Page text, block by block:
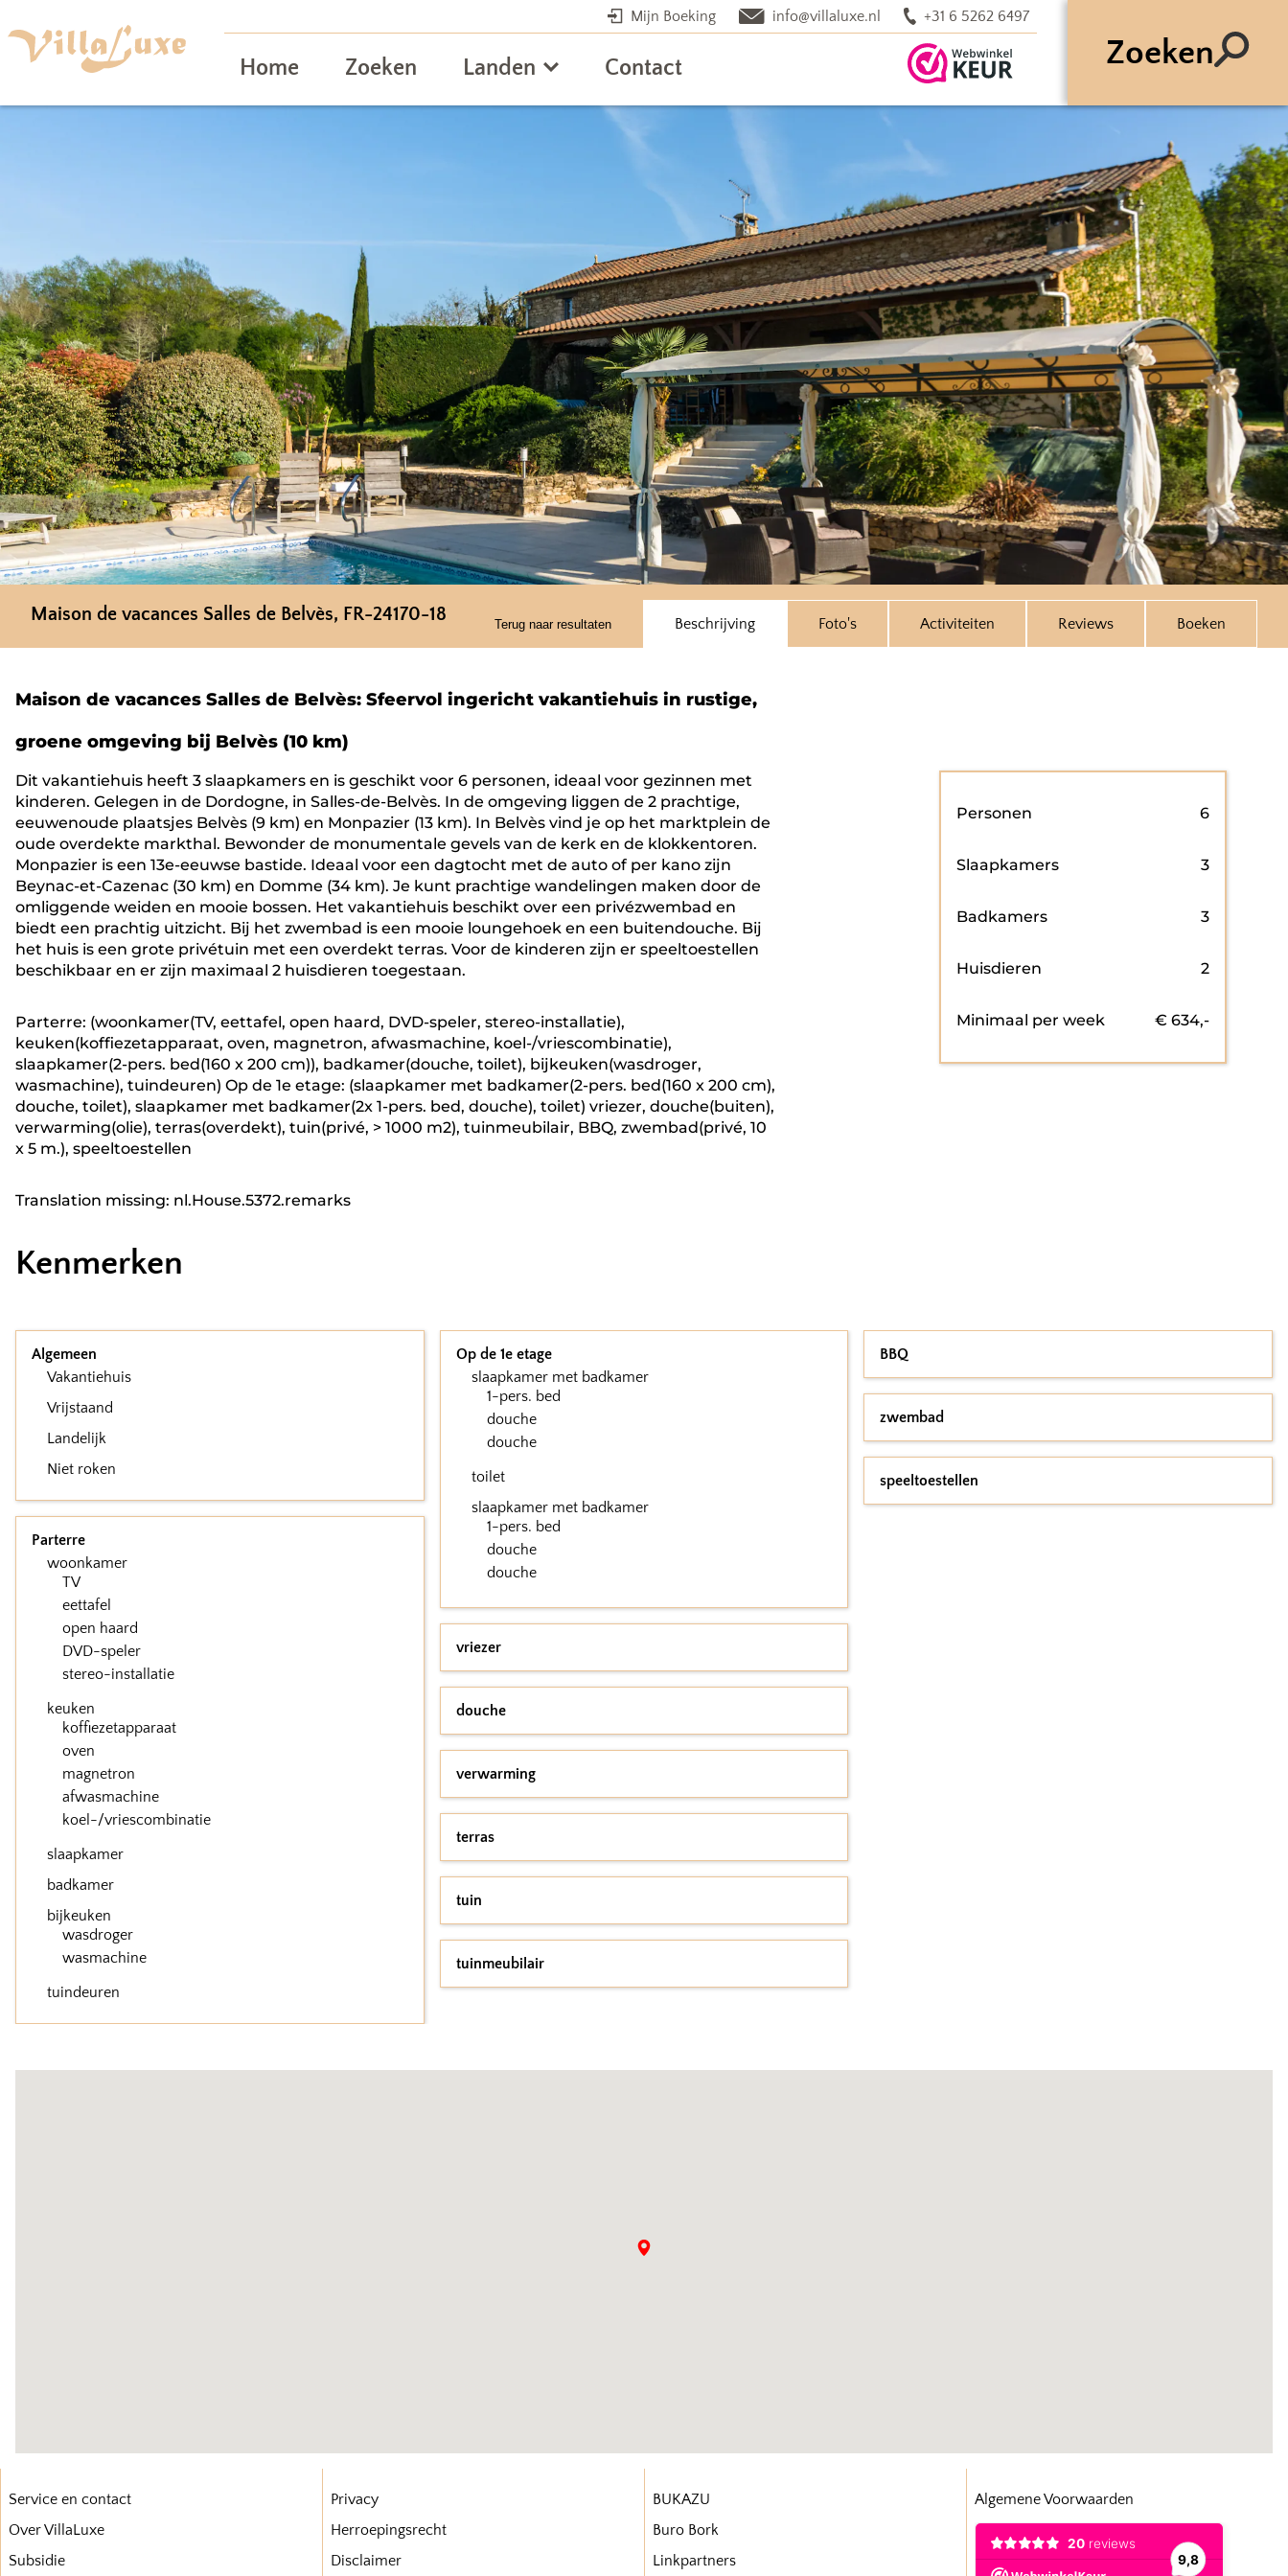
Mijn Boeking info@villaluxe.nl +31 6 5262 6497
Home Zoeken Landen Contact Zoeken
Maison de vacances Salles de Belvès, FR-24170-18 Terug naar resultaten Beschrijving Foto's Activiteiten Reviews Boeken
Maison de vacances Salles de Belvès: Sfeervol ingericht vakantiehuis in rustige,
groene omgeving bij Belvès (10 km)
Personen 6
Slaapkamers 3
Badkamers 3
Huisdieren 2
Minimaal per week € 634,-
Dit vakantiehuis heeft 3 slaapkamers en is geschikt voor 6 personen, ideaal voor gezinnen met
kinderen. Gelegen in de Dordogne, in Salles-de-Belvès. In de omgeving liggen de 2 prachtige,
eeuwenoude plaatsjes Belvès (9 km) en Monpazier (13 km). In Belvès vind je op het marktplein de
oude overdekte markthal. Bewonder de monumentale gevels van de kerk en de klokkentoren.
Monpazier is een 13e-eeuwse bastide. Ideaal voor een dagtocht met de auto of per kano zijn
Beynac-et-Cazenac (30 km) en Domme (34 km). Je kunt prachtige wandelingen maken door de
omliggende weiden en mooie bossen. Het vakantiehuis beschikt over een privézwembad en
biedt een prachtig uitzicht. Bij het zwembad is een mooie loungehoek en een buitendouche. Bij
het huis is een grote privétuin met een overdekt terras. Voor de kinderen zijn er speeltoestellen
beschikbaar en er zijn maximaal 2 huisdieren toegestaan.
Parterre: (woonkamer(TV, eettafel, open haard, DVD-speler, stereo-installatie),
keuken(koffiezetapparaat, oven, magnetron, afwasmachine, koel-/vriescombinatie),
slaapkamer(2-pers. bed(160 x 200 cm)), badkamer(douche, toilet), bijkeuken(wasdroger,
wasmachine), tuindeuren) Op de 1e etage: (slaapkamer met badkamer(2-pers. bed(160 x 200 cm),
douche, toilet), slaapkamer met badkamer(2x 1-pers. bed, douche), toilet) vriezer, douche(buiten),
verwarming(olie), terras(overdekt), tuin(privé, > 1000 m2), tuinmeubilair, BBQ, zwembad(privé, 10
x 5 m.), speeltoestellen
Translation missing: nl.House.5372.remarks
Kenmerken
Algemeen
Vakantiehuis
Vrijstaand
Landelijk
Niet roken
Parterre
woonkamer
TV
eettafel
open haard
DVD-speler
stereo-installatie
keuken
koffiezetapparaat
oven
magnetron
afwasmachine
koel-/vriescombinatie
slaapkamer
badkamer
bijkeuken
wasdroger
wasmachine
tuindeuren
Op de 1e etage
slaapkamer met badkamer
1-pers. bed
douche
douche
toilet
slaapkamer met badkamer
1-pers. bed
douche
douche
vriezer
douche
verwarming
terras
tuin
tuinmeubilair
BBQ
zwembad
speeltoestellen
Service en contact
Over VillaLuxe
Subsidie
Privacy
Herroepingsrecht
Disclaimer
BUKAZU
Buro Bork
Linkpartners
Algemene Voorwaarden